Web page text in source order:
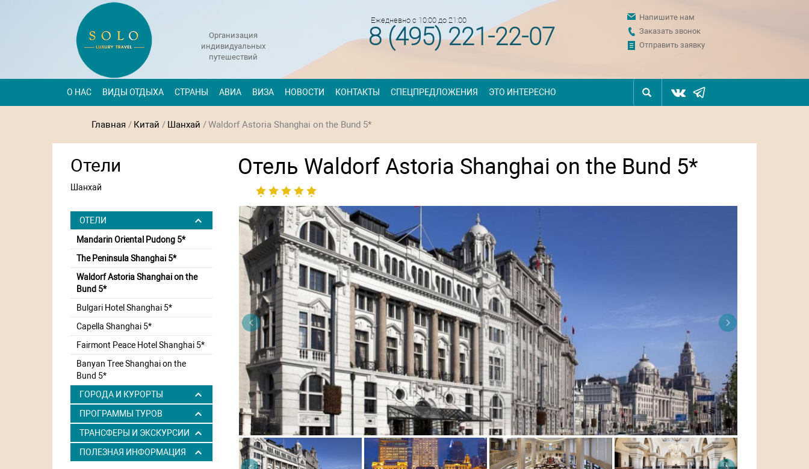
Организация
индивидуальных
путешествий
Ежедневно с 10:00 до 21:00
8 (495) 221-22-07
Напишите нам
Заказать звонок
Отправить заявку
О НАС ВИДЫ ОТДЫХА СТРАНЫ АВИА ВИЗА НОВОСТИ КОНТАКТЫ СПЕЦПРЕДЛОЖЕНИЯ ЭТО ИНТЕРЕСНО
Главная / Китай / Шанхай /Waldorf Astoria Shanghai on the Bund 5*
Отели
Шанхай
ОТЕЛИ
Mandarin Oriental Pudong 5*
The Peninsula Shanghai 5*
Waldorf Astoria Shanghai on the
Bund 5*
Bulgari Hotel Shanghai 5*
Capella Shanghai 5*
Fairmont Peace Hotel Shanghai 5*
Banyan Tree Shanghai on the
Bund 5*
ГОРОДА И КУРОРТЫ
ПРОГРАММЫ ТУРОВ
ТРАНСФЕРЫ И ЭКСКУРСИИ
ПОЛЕЗНАЯ ИНФОРМАЦИЯ
Отель Waldorf Astoria Shanghai on the Bund 5*